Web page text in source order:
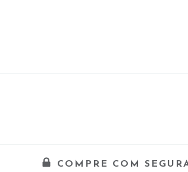
COMPRE COM